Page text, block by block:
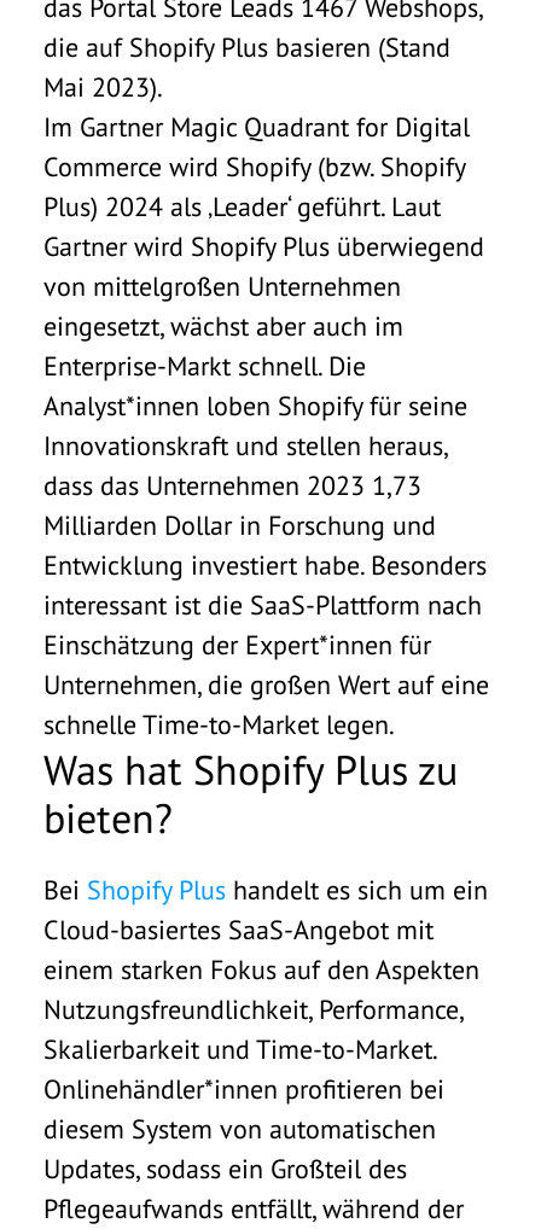
das Portal Store Leads 1467 Webshops,
die auf Shopify Plus basieren (Stand
Mai 2023).
Im Gartner Magic Quadrant for Digital
Commerce wird Shopify (bzw. Shopify
Plus) 2024 als ‚Leader‘ geführt. Laut
Gartner wird Shopify Plus überwiegend
von mittelgroßen Unternehmen
eingesetzt, wächst aber auch im
Enterprise-Markt schnell. Die
Analyst*innen loben Shopify für seine
Innovationskraft und stellen heraus,
dass das Unternehmen 2023 1,73
Milliarden Dollar in Forschung und
Entwicklung investiert habe. Besonders
interessant ist die SaaS-Plattform nach
Einschätzung der Expert*innen für
Unternehmen, die großen Wert auf eine
schnelle Time-to-Market legen.
Was hat Shopify Plus zu
bieten?
Bei Shopify Plus handelt es sich um ein
Cloud-basiertes SaaS-Angebot mit
einem starken Fokus auf den Aspekten
Nutzungsfreundlichkeit, Performance,
Skalierbarkeit und Time-to-Market.
Onlinehändler*innen profitieren bei
diesem System von automatischen
Updates, sodass ein Großteil des
Pflegeaufwands entfällt, während der